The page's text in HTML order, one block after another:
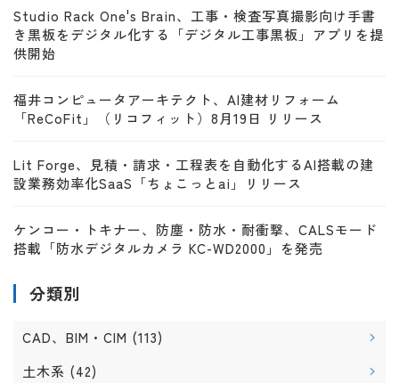
Studio Rack One's Brain、工事・検査写真撮影向け手書
き黒板をデジタル化する「デジタル工事黒板」アプリを提
供開始
福井コンピュータアーキテクト、AI建材リフォーム
「ReCoFit」（リコフィット）8月19日 リリース
Lit Forge、見積・請求・工程表を自動化するAI搭載の建
設業務効率化SaaS「ちょこっとai」リリース
ケンコー・トキナー、防塵・防水・耐衝撃、CALSモード
搭載「防水デジタルカメラ KC-WD2000」を発売
分類別
CAD、BIM・CIM (113)
土木系 (42)